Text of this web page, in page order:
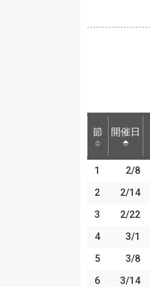
節 開催日
節 開催日
1 2/8
2
2/14
3
2/22
4
3/1
5
3/8
6
3/14
節 開催日
1 2/8
2
2/14
3
2/22
4
3/1
5
3/8
6
3/14